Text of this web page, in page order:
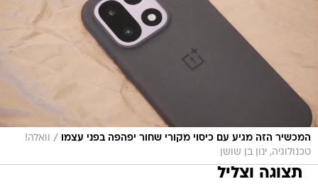
המכשיר הזה מגיע עם כיסוי מקורי שחור יפהפה בפני עצמו /
וואלה!
טכנולוגיה, ינון בן שושן
תצוגה וצליל